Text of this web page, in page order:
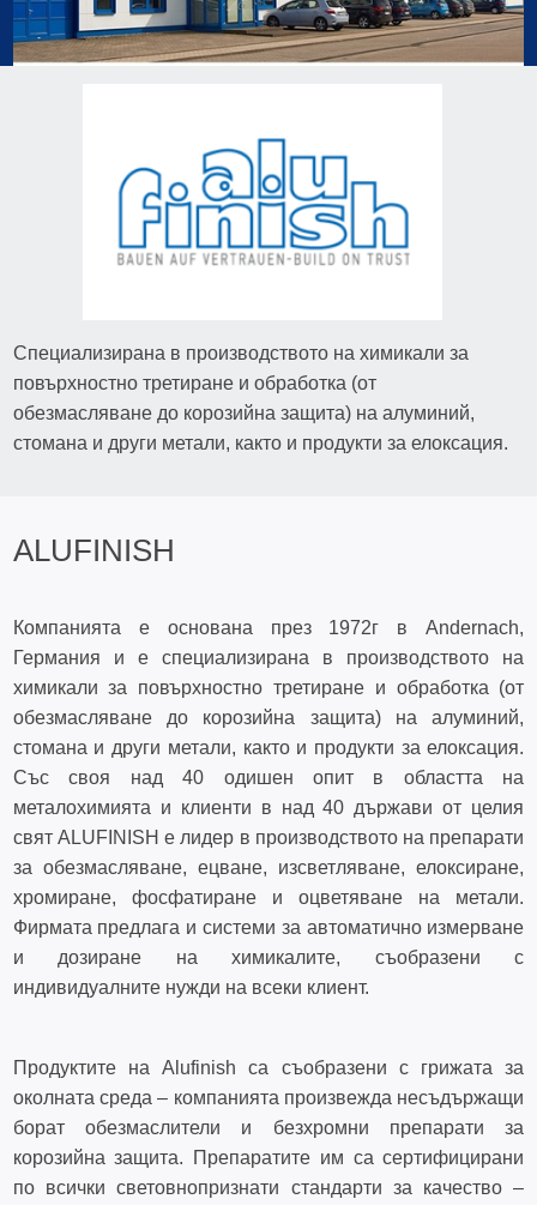
Специализирана в производството на химикали за
повърхностно третиране и обработка (от
обезмасляване до корозийна защита) на алуминий,
стомана и други метали, както и продукти за елоксация.
ALUFINISH
Компанията е основана през 1972г в Andernach,
Германия и е специализирана в производството на
химикали за повърхностно третиране и обработка (от
обезмасляване до корозийна защита) на алуминий,
стомана и други метали, както и продукти за елоксация.
Със своя над 40 одишен опит в областта на
металохимията и клиенти в над 40 държави от целия
свят ALUFINISH е лидер в производството на препарати
за обезмасляване, ецване, изсветляване, елоксиране,
хромиране, фосфатиране и оцветяване на метали.
Фирмата предлага и системи за автоматично измерване
и дозиране на химикалите, съобразени с
индивидуалните нужди на всеки клиент.
Продуктите на Alufinish са съобразени с грижата за
околната среда – компанията произвежда несъдържащи
борат обезмаслители и безхромни препарати за
корозийна защита. Препаратите им са сертифицирани
по всички световнопризнати стандарти за качество –